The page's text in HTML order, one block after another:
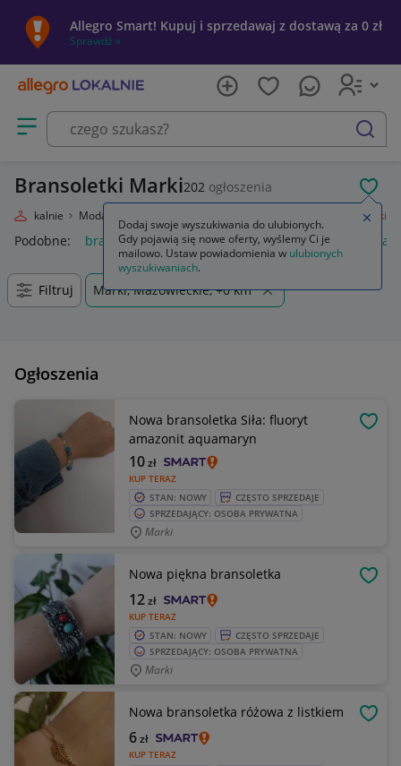
Allegro Smart! Kupuj i sprzedawaj z dostawą za 0 zł
Sprawdź »
Otwórz menu z kategoriami
szukaj
Bransoletki Marki202 ogłoszenia
Lokalnie Moda Bransoletki
Podobne: bransoletki bransoletki złote 585 bransoletki
Filtruj Marki, Mazowieckie, +0 km
Ogłoszenia
Nowa bransoletka Siła: fluoryt
amazonit aquamaryn
KUP TERAZ
10zł
STAN: NOWY
CZĘSTO SPRZEDAJE
SPRZEDAJĄCY: OSOBA PRYWATNA
Marki
Nowa piękna bransoletka
KUP TERAZ
12zł
STAN: NOWY
CZĘSTO SPRZEDAJE
SPRZEDAJĄCY: OSOBA PRYWATNA
Marki
Nowa bransoletka różowa z listkiem
KUP TERAZ
6zł
Dodaj swoje wyszukiwania do ulubionych.
Gdy pojawią się nowe oferty, wyślemy Ci je
mailowo. Ustaw powiadomienia w ulubionych
wyszukiwaniach.